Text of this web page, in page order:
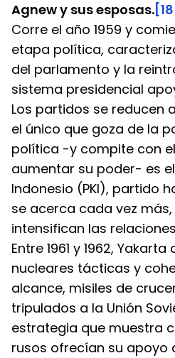
Agnew y sus esposas.
Corre el año 1959 y
etapa política,
del parlamento y la
sistema presidencial
Los partidos se reducen
el único que goza de la
política -y compite con
aumentar su poder- es
Indonesio (PKI), partido
se acerca cada vez
intensifican las
Entre 1961 y 1962,
nucleares tácticas y
alcance, misiles de
tripulados a la Unión
estrategia que muestra
rusos ofrecían su apoyo